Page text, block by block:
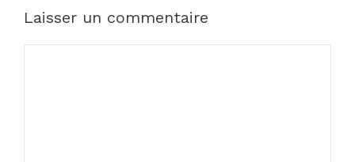
Laisser un commentaire